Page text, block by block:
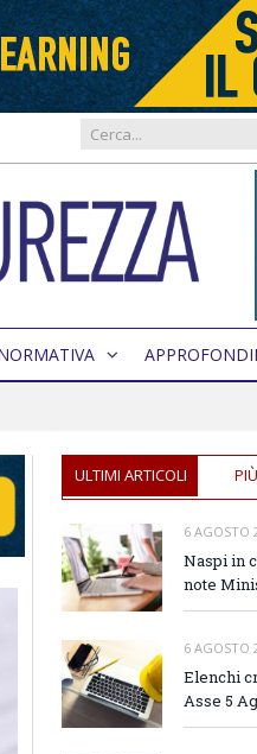
ULTIMI ARTICOLI
6 AGOSTO
Naspi in
note
6 AGOSTO
Elenchi
Asse 5